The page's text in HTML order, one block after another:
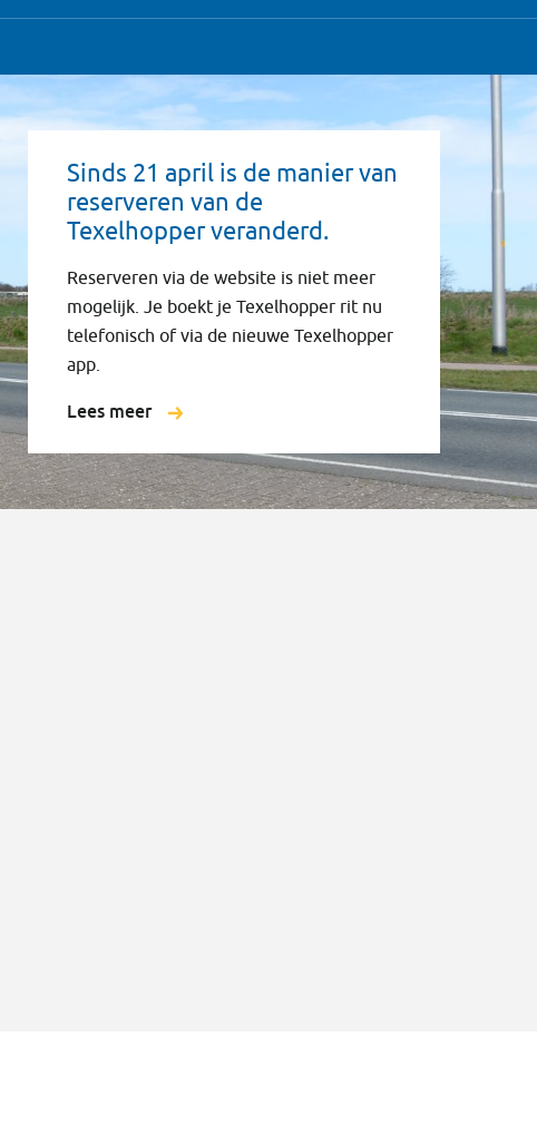
Sinds 21 april is de manier van
reserveren van de
Texelhopper veranderd.
Reserveren via de website is niet meer
mogelijk. Je boekt je Texelhopper rit nu
telefonisch of via de nieuwe Texelhopper
app.
Lees meer